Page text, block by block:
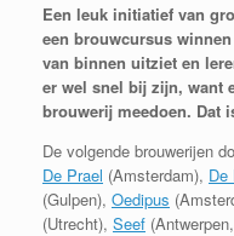
Een leuk initiatief van
een brouwcursus
van binnen uitziet en
er wel snel bij zijn, want
brouwerij meedoen. Dat
De volgende brouwerijen
De Prael (Amsterdam), De
(Gulpen), Oedipus
(Utrecht), Seef